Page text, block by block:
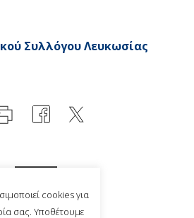
Συλλόγου Λευκωσίας
cookies για
σας. Υποθέτουμε